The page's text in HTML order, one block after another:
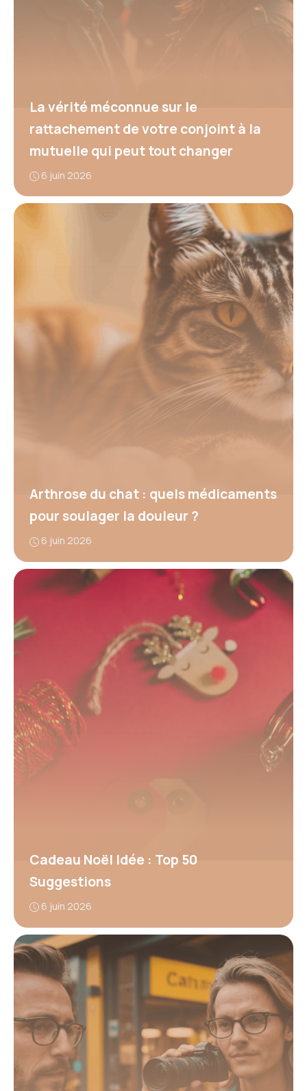
La vérité méconnue sur le
rattachement de votre conjoint à la
mutuelle qui peut tout changer
6 juin 2026
Arthrose du chat : quels médicaments
pour soulager la douleur ?
6 juin 2026
Cadeau Noël Idée : Top 50
Suggestions
6 juin 2026